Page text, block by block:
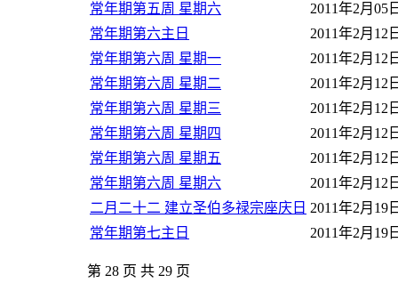
常年期第五周 星期六
2011年2月05
常年期第六主日
2011年2月12
常年期第六周 星期一
2011年2月12
常年期第六周 星期二
2011年2月12
常年期第六周 星期三
2011年2月12
常年期第六周 星期四
2011年2月12
常年期第六周 星期五
2011年2月12
常年期第六周 星期六
2011年2月12
二月二十二 建立圣伯多禄宗座庆日 2011年2月19
常年期第七主日
2011年2月19
第 28 页 共 29 页